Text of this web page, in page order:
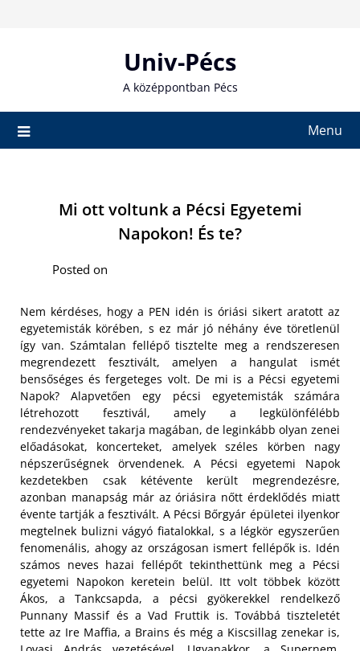
Univ-Pécs
A középpontban Pécs
Menu
Mi ott voltunk a Pécsi Egyetemi
Napokon! És te?
Posted on
Nem kérdéses, hogy a PEN idén is óriási sikert aratott az
egyetemisták körében, s ez már jó néhány éve töretlenül
így van. Számtalan fellépő tisztelte meg a rendszeresen
megrendezett fesztivált, amelyen a hangulat ismét
bensőséges és fergeteges volt. De mi is a Pécsi egyetemi
Napok? Alapvetően egy pécsi egyetemisták számára
létrehozott fesztivál, amely a legkülönfélébb
rendezvényeket takarja magában, de leginkább olyan zenei
előadásokat, koncerteket, amelyek széles körben nagy
népszerűségnek örvendenek. A Pécsi egyetemi Napok
kezdetekben csak kétévente került megrendezésre,
azonban manapság már az óriásira nőtt érdeklődés miatt
évente tartják a fesztivált. A Pécsi Bőrgyár épületei ilyenkor
megtelnek bulizni vágyó fiatalokkal, s a légkör egyszerűen
fenomenális, ahogy az országosan ismert fellépők is. Idén
számos neves hazai fellépőt tekinthettünk meg a Pécsi
egyetemi Napokon keretein belül. Itt volt többek között
Ákos, a Tankcsapda, a pécsi gyökerekkel rendelkező
Punnany Massif és a Vad Fruttik is. Továbbá tiszteletét
tette az Ire Maffia, a Brains és még a Kiscsillag zenekar is,